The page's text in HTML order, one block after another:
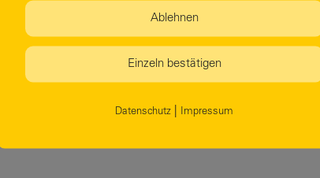
Ablehnen
Einzeln bestätigen
Datenschutz Impressum